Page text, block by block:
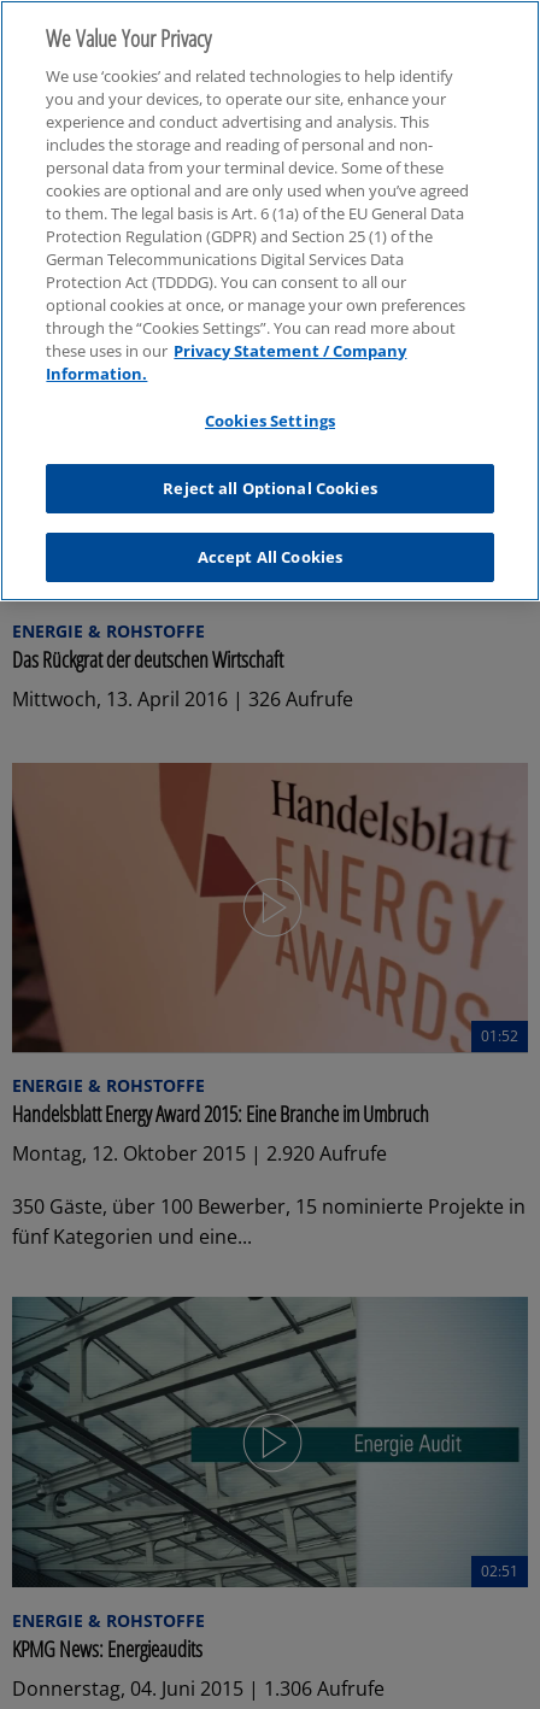
Energie & Rohstoffe
02:22
ENERGIE & ROHSTOFFE
Das Rückgrat der deutschen Wirtschaft
Mittwoch, 13. April 2016 | 326 Aufrufe
01:52
ENERGIE & ROHSTOFFE
Handelsblatt Energy Award 2015: Eine Branche im Umbruch
Montag, 12. Oktober 2015 | 2.920 Aufrufe
350 Gäste, über 100 Bewerber, 15 nominierte Projekte in
fünf Kategorien und eine...
02:51
ENERGIE & ROHSTOFFE
KPMG News: Energieaudits
Donnerstag, 04. Juni 2015 | 1.306 Aufrufe
We Value Your Privacy
We use ‘cookies’ and related technologies to help identify
you and your devices, to operate our site, enhance your
experience and conduct advertising and analysis. This
includes the storage and reading of personal and non-
personal data from your terminal device. Some of these
cookies are optional and are only used when you’ve agreed
to them. The legal basis is Art. 6 (1a) of the EU General Data
Protection Regulation (GDPR) and Section 25 (1) of the
German Telecommunications Digital Services Data
Protection Act (TDDDG). You can consent to all our
optional cookies at once, or manage your own preferences
through the “Cookies Settings”. You can read more about
these uses in our Privacy Statement / Company
Information.
Cookies Settings
Reject all Optional Cookies
Accept All Cookies